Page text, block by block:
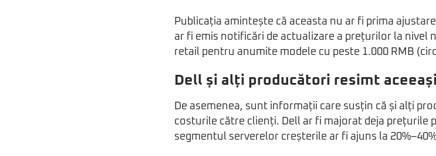
Publicația amintește că aceasta nu ar fi prima
ar fi emis notificări de actualizare a prețurilor la nivel
retail pentru anumite modele cu peste 1.000 RMB
Dell și alți producători resimt
De asemenea, sunt informații care susțin că și alți
costurile către clienți. Dell ar fi majorat deja prețurile
segmentul serverelor creșterile ar fi ajuns la